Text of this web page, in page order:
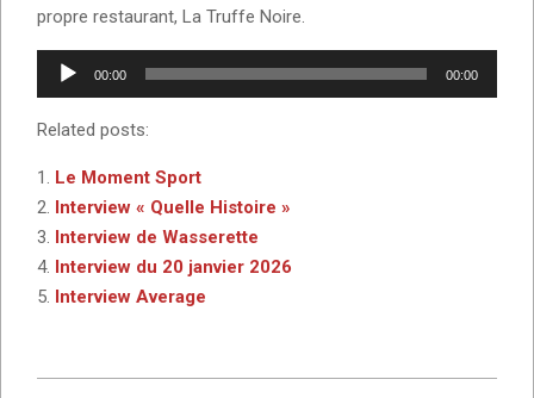
propre restaurant, La Truffe Noire.
Lecteur
audio
00:00 00:00
Related posts:
Le Moment Sport
Interview « Quelle Histoire »
Interview de Wasserette
Interview du 20 janvier 2026
Interview Average